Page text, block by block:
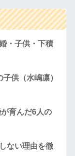
・子供・下積
供（水嶋凛）
育んだ6人の
ない理由を徹